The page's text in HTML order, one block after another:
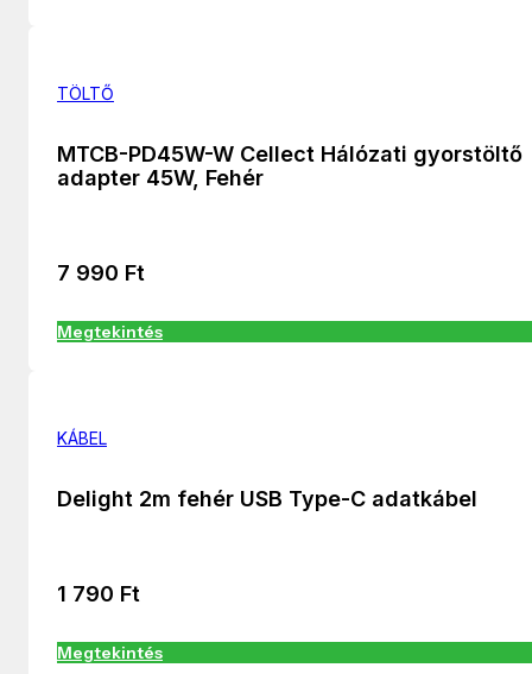
TÖLTŐ
MTCB-PD45W-W Cellect Hálózati gyorstöltő
adapter 45W, Fehér
7 990 Ft
Megtekintés
KÁBEL
Delight 2m fehér USB Type-C adatkábel
1 790 Ft
Megtekintés